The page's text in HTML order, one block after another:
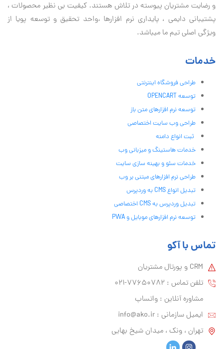
و رضایت مشتریان پیوسته در تلاش هستند. کیفیت بی نظير محصولات ،
پشتیبانی دايمی ، پایداری نرم افزارها ،واحد تحقیق و توسعه پویا از
ویژگی اصلی تیم ما میباشد.
خدمات
طراحی فروشگاه اینترنتی
توسعه OPENCART
توسعه نرم افزارهای متن باز
طراحی وب سایت اختصاصی
ثبت انواع دامنه
خدمات هاستینگ و میزبانی وب
خدمات سئو و بهینه سازی سایت
طراحی نرم افزارهای مبتنی بر وب
تبدیل انواع CMS به وردپرس
تبدیل وردپرس به CMS اختصاصی
توسعه نرم افزارهای موبایل و PWA
تماس با آکو
CRM و پورتال مشتریان
تلفن تماس :‌ 77650782-021
مشاوره آنلاین : واتساپ
ایمیل سازمانی :‌ info@ako.ir
تهران ، ونک ، میدان شیخ بهایی